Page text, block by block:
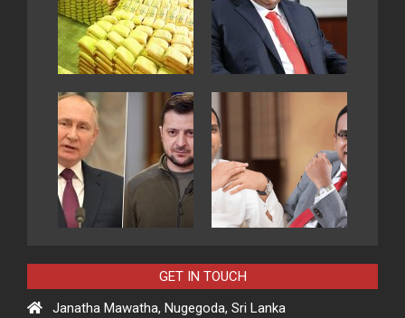
GET IN TOUCH
Janatha Mawatha, Nugegoda, Sri Lanka